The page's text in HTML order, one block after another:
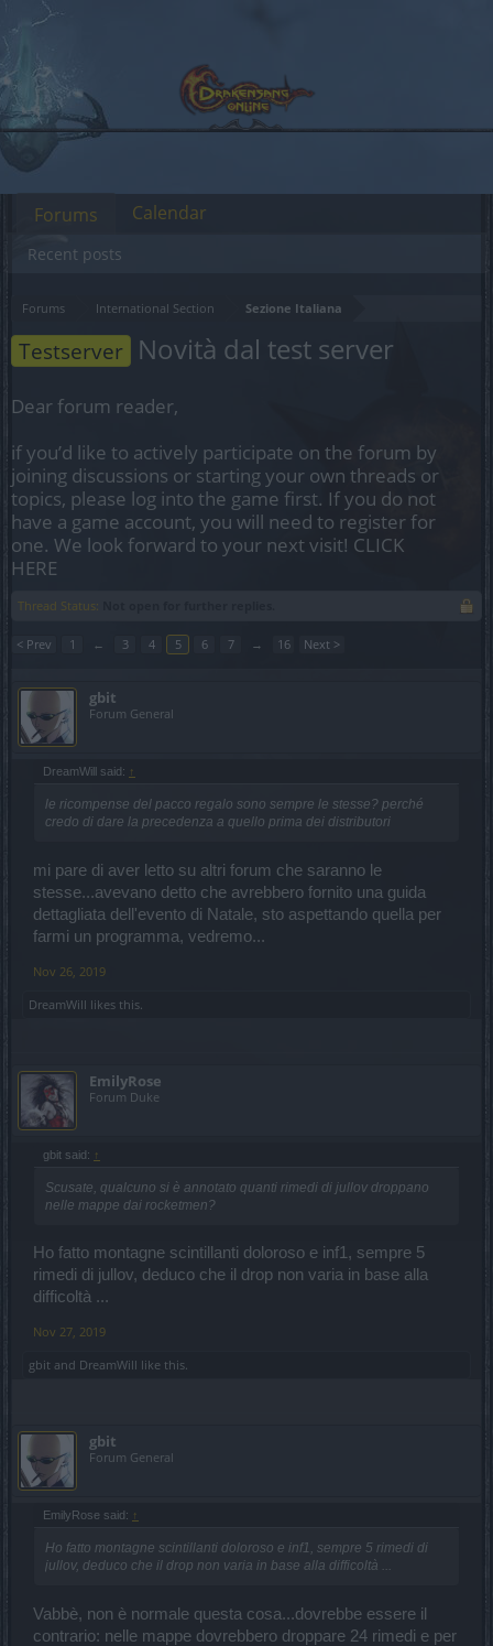
Forums International Section Sezione Italiana
Testserver Novità dal test server
Dear forum reader,
if you’d like to actively participate on the forum by
joining discussions or starting your own threads or
topics, please log into the game first. If you do not
have a game account, you will need to register for
one. We look forward to your next visit! CLICK
HERE
Thread Status:
< Prev 1 ← 3 4 5 6 7 → 16 Next >
gbit
Forum General
DreamWill said: ↑
le ricompense del pacco regalo sono sempre le stesse? perché
credo di dare la precedenza a quello prima dei distributori
mi pare di aver letto su altri forum che saranno le
stesse...avevano detto che avrebbero fornito una guida
dettagliata dell'evento di Natale, sto aspettando quella per
farmi un programma, vedremo...
Nov 26, 2019
DreamWill likes this.
EmilyRose
Forum Duke
gbit said: ↑
Scusate, qualcuno si è annotato quanti rimedi di jullov droppano
nelle mappe dai rocketmen?
Ho fatto montagne scintillanti doloroso e inf1, sempre 5
rimedi di jullov, deduco che il drop non varia in base alla
difficoltà ...
Nov 27, 2019
gbit and DreamWill like this.
gbit
Forum General
EmilyRose said: ↑
Ho fatto montagne scintillanti doloroso e inf1, sempre 5 rimedi di
jullov, deduco che il drop non varia in base alla difficoltà ...
Vabbè, non è normale questa cosa...dovrebbe essere il
contrario: nelle mappe dovrebbero droppare 24 rimedi e per
Forums
Recent posts
Calendar